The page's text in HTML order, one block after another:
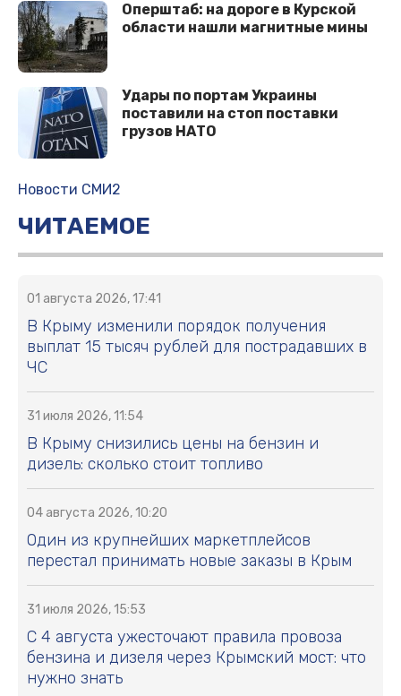
Оперштаб: на дороге в Курской
области нашли магнитные мины
Удары по портам Украины
поставили на стоп поставки
грузов НАТО
Новости СМИ2
ЧИТАЕМОЕ
01 августа 2026, 17:41
В Крыму изменили порядок получения
выплат 15 тысяч рублей для пострадавших в
ЧС
31 июля 2026, 11:54
В Крыму снизились цены на бензин и
дизель: сколько стоит топливо
04 августа 2026, 10:20
Один из крупнейших маркетплейсов
перестал принимать новые заказы в Крым
31 июля 2026, 15:53
С 4 августа ужесточают правила провоза
бензина и дизеля через Крымский мост: что
нужно знать